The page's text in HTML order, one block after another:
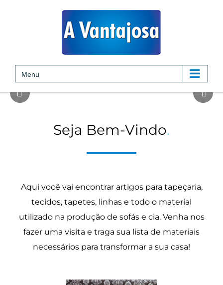
Menu
Seja Bem-Vindo.
Aqui você vai encontrar artigos para tapeçaria,
tecidos, tapetes, linhas e todo o material
utilizado na produção de sofás e cia. Venha nos
fazer uma visita e traga sua lista de materiais
necessários para transformar a sua casa!